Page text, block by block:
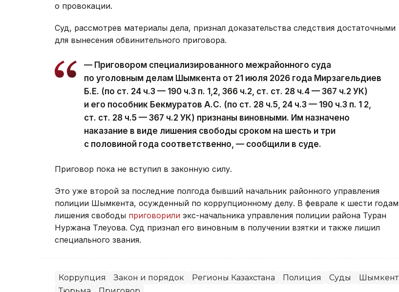
о провокации.
Суд, рассмотрев материалы дела, признал доказательства следствия достаточными
для вынесения обвинительного приговора.
— Приговором специализированного межрайонного суда
по уголовным делам Шымкента от 21 июля 2026 года Мирзагельдиев
Б.Е. (по ст. 24 ч.3 — 190 ч.3 п. 1,2, 366 ч.2, ст. ст. 28 ч.4 — 367 ч.2 УК)
и его пособник Бекмуратов А.С. (по ст. 28 ч.5, 24 ч.3 — 190 ч.3 п. 1 2,
ст. ст. 28 ч.5 — 367 ч.2 УК) признаны виновными. Им назначено
наказание в виде лишения свободы сроком на шесть и три
с половиной года соответственно, — сообщили в суде.
Приговор пока не вступил в законную силу.
Это уже второй за последние полгода бывший начальник районного управления
полиции Шымкента, осужденный по коррупционному делу. В феврале к шести годам
лишения свободы приговорили экс-начальника управления полиции района Туран
Нуржана Тлеуова. Суд признал его виновным в получении взятки и также лишил
специального звания.
Коррупция Закон и порядок Регионы Казахстана Полиция Суды
Шымкент